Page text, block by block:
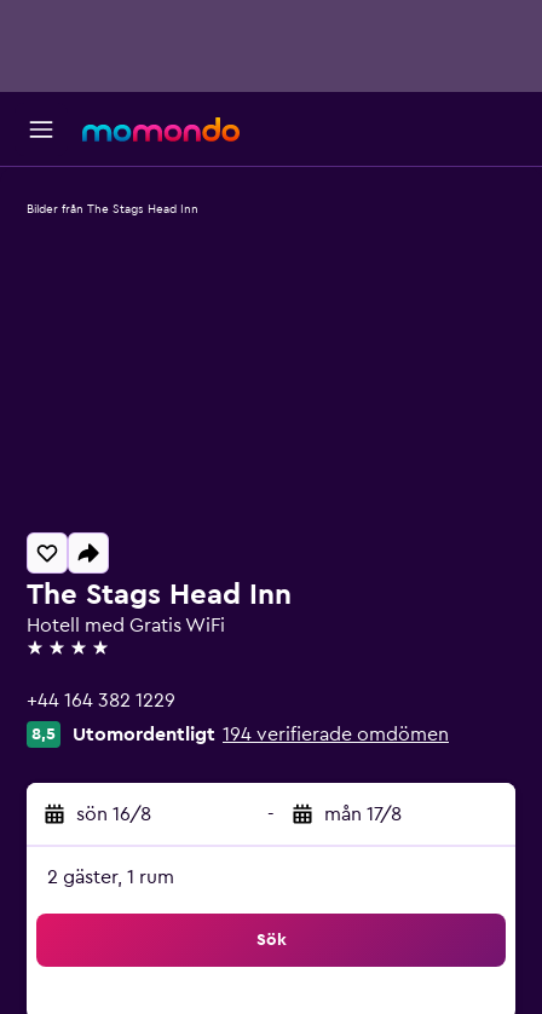
The Stags Head Inn
Hotell med Gratis WiFi
4 stjärnor
+44 164 382 1229
8,5 Utomordentligt 194 verifierade omdömen
sön 16/8 - mån 17/8
2 gäster, 1 rum
Sök
Bilder från The Stags Head Inn